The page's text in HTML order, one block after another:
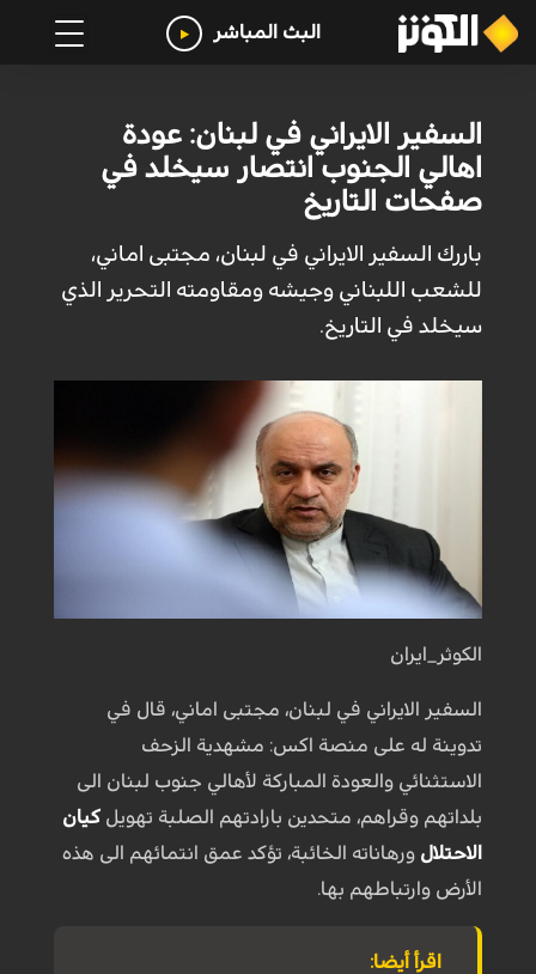
البث المباشر
السفير الايراني في لبنان: عودة
اهالي الجنوب انتصار سيخلد في
صفحات التاريخ
باررك السفير الايراني في لبنان، مجتبى اماني،
للشعب اللبناني وجيشه ومقاومته التحرير الذي
سيخلد في التاريخ.
الكوثر_ايران
السفير الايراني في لبنان، مجتبى اماني، قال في
تدوينة له على منصة اكس: مشهدية الزحف
الاستثنائي والعودة المباركة لأهالي جنوب لبنان الى
بلداتهم وقراهم، متحدين بارادتهم الصلبة تهويل كيان
الاحتلال ورهاناته الخائبة، تؤكد عمق انتمائهم الى هذه
الأرض وارتباطهم بها.
اقرأ أيضا: